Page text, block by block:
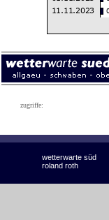
zugriffe:
wetterwarte süd
roland roth